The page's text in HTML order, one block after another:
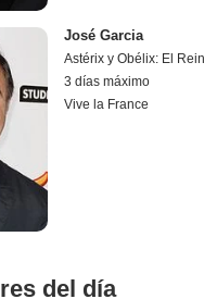
José Garcia
Astérix y Obélix: El
3 días máximo
Vive la France
del día